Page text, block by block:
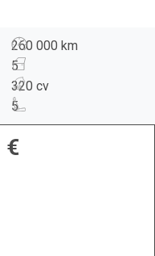
260 000 km
5
320 cv
5
€